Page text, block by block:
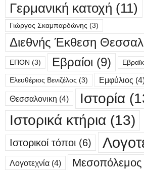
Γερμανική κατοχή (11)
Γιώργος Σκαμπαρδώνης (3)
Διεθνής Έκθεση
ΕΠΟΝ (3) Εβραίοι (9)
Ελευθέριος Βενιζέλος (3) Εμφύλιος
Θεσσαλονικη (4) Ιστορία
Ιστορικά κτήρια (13)
Ιστορικοί τόποι (6)
Λογοτεχνία (4) Μεσοπόλεμος